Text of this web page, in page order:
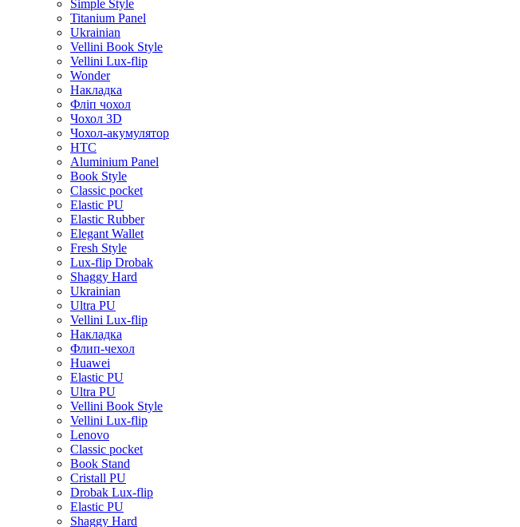
Simple Style
Titanium Panel
Ukrainian
Vellini Book Style
Vellini Lux-flip
Wonder
Накладка
Фліп чохол
Чохол 3D
Чохол-акумулятор
HTC
Aluminium Panel
Book Style
Classic pocket
Elastic PU
Elastic Rubber
Elegant Wallet
Fresh Style
Lux-flip Drobak
Shaggy Hard
Ukrainian
Ultra PU
Vellini Lux-flip
Накладка
Флип-чехол
Huawei
Elastic PU
Ultra PU
Vellini Book Style
Vellini Lux-flip
Lenovo
Classic pocket
Book Stand
Cristall PU
Drobak Lux-flip
Elastic PU
Shaggy Hard